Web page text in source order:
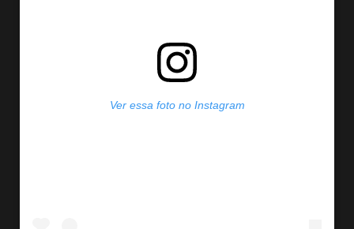
Ver essa foto no Instagram